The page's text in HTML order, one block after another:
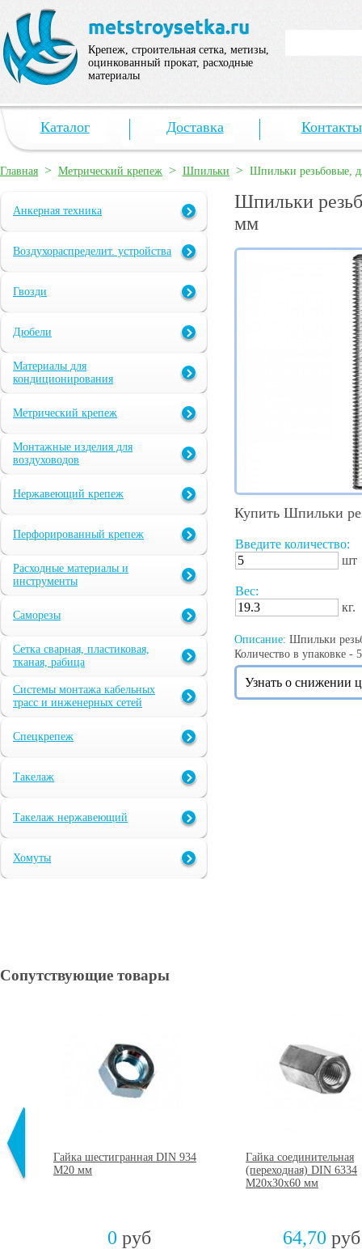
Крепеж, строительная сетка, метизы,
оцинкованный прокат, расходные
материалы
Каталог Доставка Контакты
Главная > Метрический крепеж > Шпильки > Шпильки резьбовые,
Анкерная техника
Воздухораспределит. устройства
Гвозди
Дюбели
Материалы для
кондиционирования
Метрический крепеж
Монтажные изделия для
воздуховодов
Нержавеющий крепеж
Перфорированный крепеж
Расходные материалы и
инструменты
Саморезы
Сетка сварная, пластиковая,
тканая, рабица
Системы монтажа кабельных
трасс и инженерных сетей
Спецкрепеж
Такелаж
Такелаж нержавеющий
Хомуты
Шпильки
мм
Купить Шпильки
Введите количество:
шт
Вес:
кг.
Описание: Шпильки
Количество в упаковке -
Узнать о снижении
Сопутствующие товары
Гайка шестигранная DIN 934
М20 мм
0 руб
Гайка соединительная
(переходная) DIN 6334
М20х30х60 мм
64,70 руб